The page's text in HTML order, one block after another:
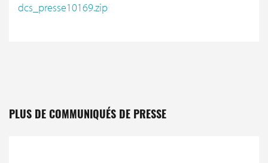
dcs_presse10169.zip
PLUS DE COMMUNIQUÉS DE PRESSE